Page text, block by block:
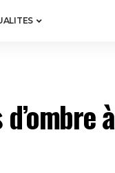
à